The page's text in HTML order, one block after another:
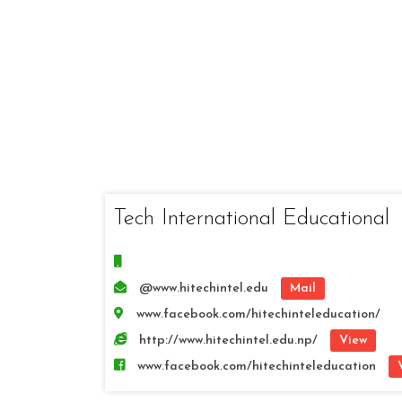
Tech International Educational
@www.hitechintel.edu
Mail
www.facebook.com/hitechinteleducation/
http://www.hitechintel.edu.np/
View
www.facebook.com/hitechinteleducation